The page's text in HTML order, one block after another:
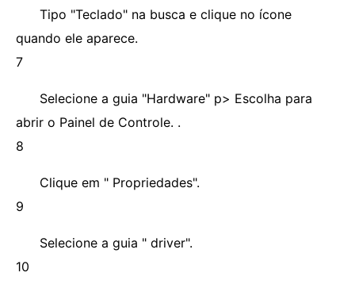
Tipo "Teclado" na busca e clique no ícone
quando ele aparece.
7
Selecione a guia "Hardware" p> Escolha para
abrir o Painel de Controle. .
8
Clique em " Propriedades".
9
Selecione a guia " driver".
10